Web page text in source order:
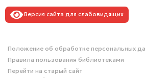
Версия сайта для слабовидящих
Положение об обработке персональных
Правила пользования библиотеками
Перейти на старый сайт